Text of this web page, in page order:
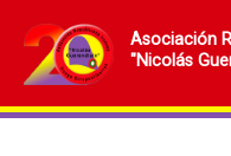
Asociación
"Nicolás